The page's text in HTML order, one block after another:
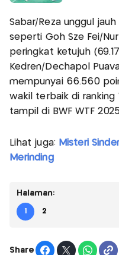
Sabar/Reza unggul
seperti Goh Sze Fei/
peringkat ketujuh
Kedren/Dechapol
mempunyai 66.560
wakil terbaik di ranking
tampil di BWF WTF
Lihat juga: Misteri
Merinding
Halaman:
1 2
Share